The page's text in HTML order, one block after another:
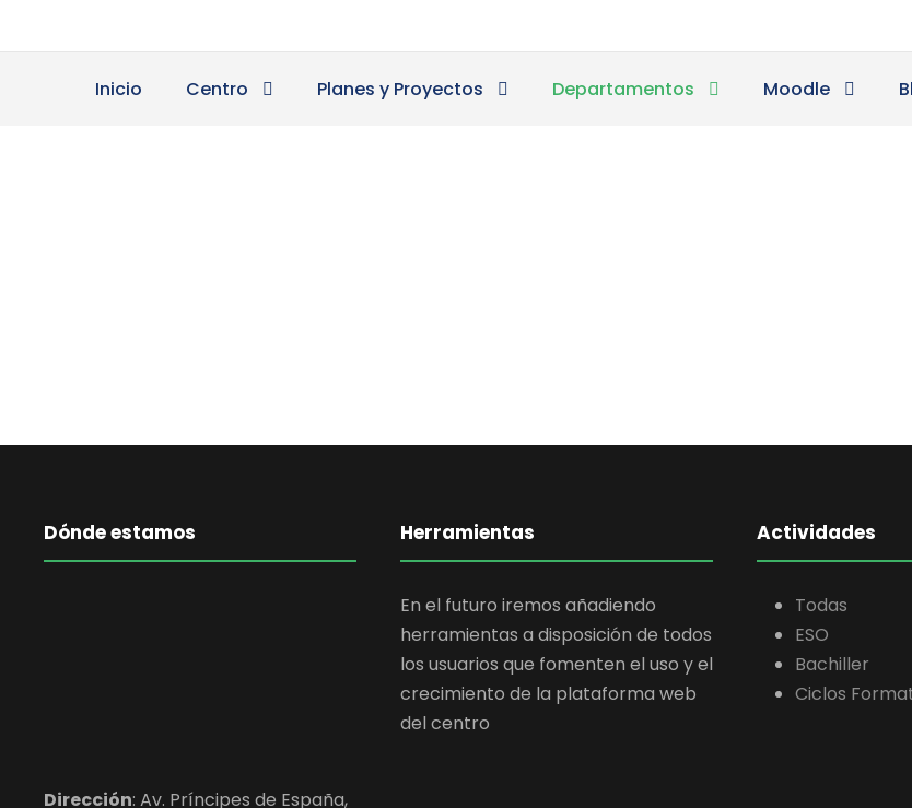
Inicio Centro Planes y Proyectos Departamentos Moodle
Dónde estamos
Dirección: Av. Príncipes de España,
Herramientas
En el futuro iremos añadiendo
herramientas a disposición de todos
los usuarios que fomenten el uso y el
crecimiento de la plataforma web
del centro
Actividades
Todas
ESO
Bachiller
Ciclos